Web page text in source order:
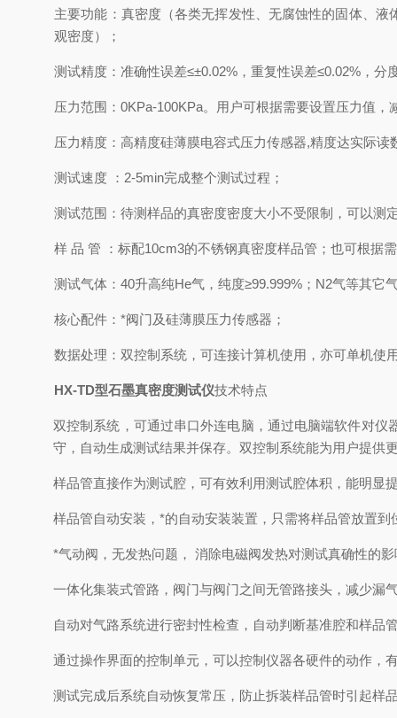
主要功能：真密度（各类无挥发性、无腐蚀性的固体、
观密度）；
测试精度：准确性误差≤±0.02% ，重复性误差≤0.02% ，分
压力范围：0KPa-100KPa。用户可根据需要设置压力值，
压力精度：高精度硅薄膜电容式压力传感器,精度达实际读
测试速度 ： 2-5min完成整个测试过程；
测试范围：待测样品的真密度密度大小不受限制，可以测
样 品 管 ：标配10cm3的不锈钢真密度样品管；也可根据
测试气体：40升高纯He气，纯度≥99.999% ； N2气等其它
核心配件：*阀门及硅薄膜压力传感器；
数据处理： 双控制系统，可连接计算机使用，亦可单机使
HX-TD型石墨真密度测试仪技术特点
双控制系统，可通过串口外连电脑，通过电脑端软件对
守，自动生成测试结果并保存。双控制系统能为用户提供
样品管直接作为测试腔，可有效利用测试腔体积，能明显
样品管自动安装，*的自动安装装置，只需将样品管放置
*气动阀，无发热问题， 消除电磁阀发热对测试真确性的
一体化集装式管路，阀门与阀门之间无管路接头，减少漏
自动对气路系统进行密封性检查，自动判断基准腔和样品
通过操作界面的控制单元，可以控制仪器各硬件的动作，
测试完成后系统自动恢复常压，防止拆装样品管时引起样